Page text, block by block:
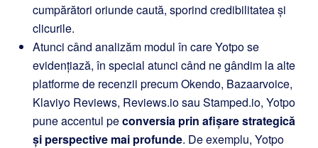
cumpărători oriunde caută, sporind credibilitatea și
clicurile.
Atunci când analizăm modul în care Yotpo se
evidențiază, în special atunci când ne gândim la alte
platforme de recenzii precum Okendo, Bazaarvoice,
Klaviyo Reviews, Reviews.io sau Stamped.io, Yotpo
pune accentul peconversia prin afișare strategică
și perspective mai profunde. De exemplu, Yotpo